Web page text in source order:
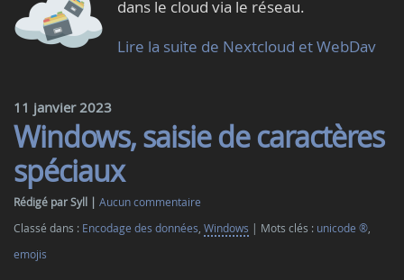
dans le cloud via le réseau.
Lire la suite de Nextcloud et WebDav
11 janvier 2023
Windows, saisie de caractères
spéciaux
Rédigé par Syll
Aucun commentaire
Classé dans : Encodage des données Windows Mots clés : unicode ®
emojis